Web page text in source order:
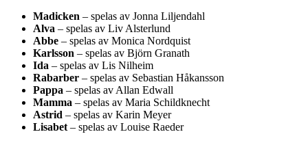
Madicken – spelas av Jonna Liljendahl
Alva – spelas av Liv Alsterlund
Abbe – spelas av Monica Nordquist
Karlsson – spelas av Björn Granath
Ida – spelas av Lis Nilheim
Rabarber – spelas av Sebastian Håkansson
Pappa – spelas av Allan Edwall
Mamma – spelas av Maria Schildknecht
Astrid – spelas av Karin Meyer
Lisabet – spelas av Louise Raeder